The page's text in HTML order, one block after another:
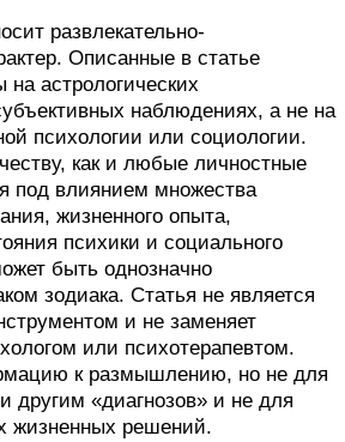
развлекательно-
Описанные в статье
на астрологических
наблюдениях, а не на
психологии или социологии.
как и любые личностные
под влиянием множества
жизненного опыта,
психики и социального
быть однозначно
зодиака. Статья не является
и не заменяет
или психотерапевтом.
к размышлению, но не для
другим «диагнозов» и не для
жизненных решений.